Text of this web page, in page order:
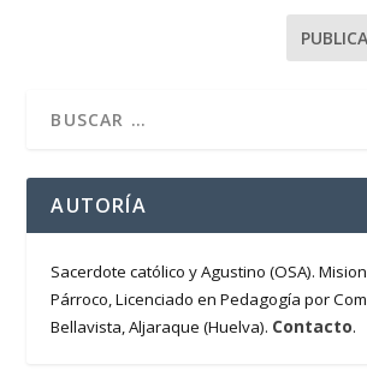
AUTORÍA
Sacerdote católico y Agustino (OSA).
Párroco, Licenciado en Pedagogía por
Bellavista, Aljaraque (Huelva). Contacto.